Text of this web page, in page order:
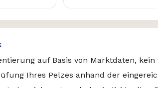
auf Basis von Marktdaten,
Ihres Pelzes anhand der